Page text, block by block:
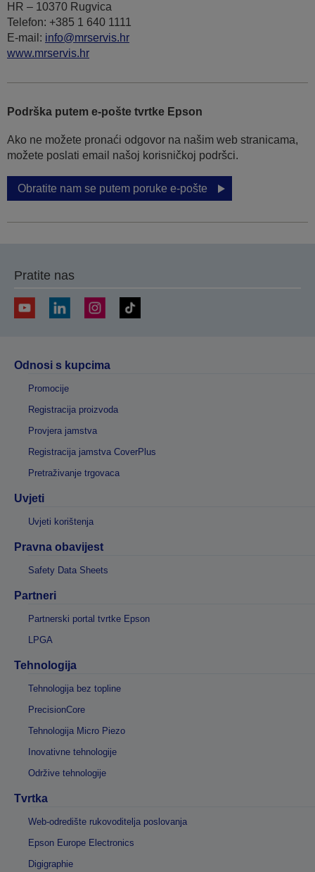
HR – 10370 Rugvica
Telefon: +385 1 640 1111
Е-mail: info@mrservis.hr
www.mrservis.hr
Podrška putem e-pošte tvrtke Epson
Ako ne možete pronaći odgovor na našim web stranicama,
možete poslati email našoj korisničkoj podršci.
Obratite nam se putem poruke e-pošte
Pratite nas
Odnosi s kupcima
Promocije
Registracija proizvoda
Provjera jamstva
Registracija jamstva CoverPlus
Pretraživanje trgovaca
Uvjeti
Uvjeti korištenja
Pravna obavijest
Safety Data Sheets
Partneri
Partnerski portal tvrtke Epson
LPGA
Tehnologija
Tehnologija bez topline
PrecisionCore
Tehnologija Micro Piezo
Inovativne tehnologije
Održive tehnologije
Tvrtka
Web-odredište rukovoditelja poslovanja
Epson Europe Electronics
Digigraphie